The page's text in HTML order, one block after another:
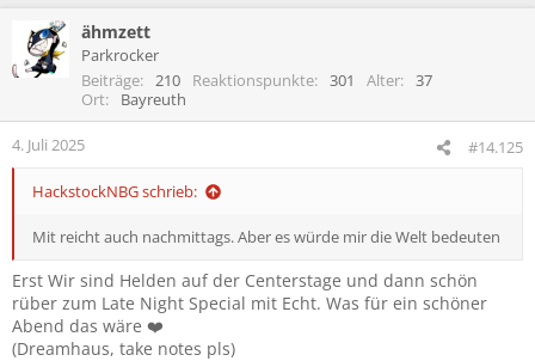
ähmzett
Parkrocker
Beiträge
210 Reaktionspunkte 301 Alter
37
Ort
Bayreuth
4. Juli 2025 #14.125
HackstockNBG schrieb:
Mit reicht auch nachmittags. Aber es würde mir die Welt bedeuten
Erst Wir sind Helden auf der Centerstage und dann schön
rüber zum Late Night Special mit Echt. Was für ein schöner
Abend das wäre ❤️
(Dreamhaus, take notes pls)